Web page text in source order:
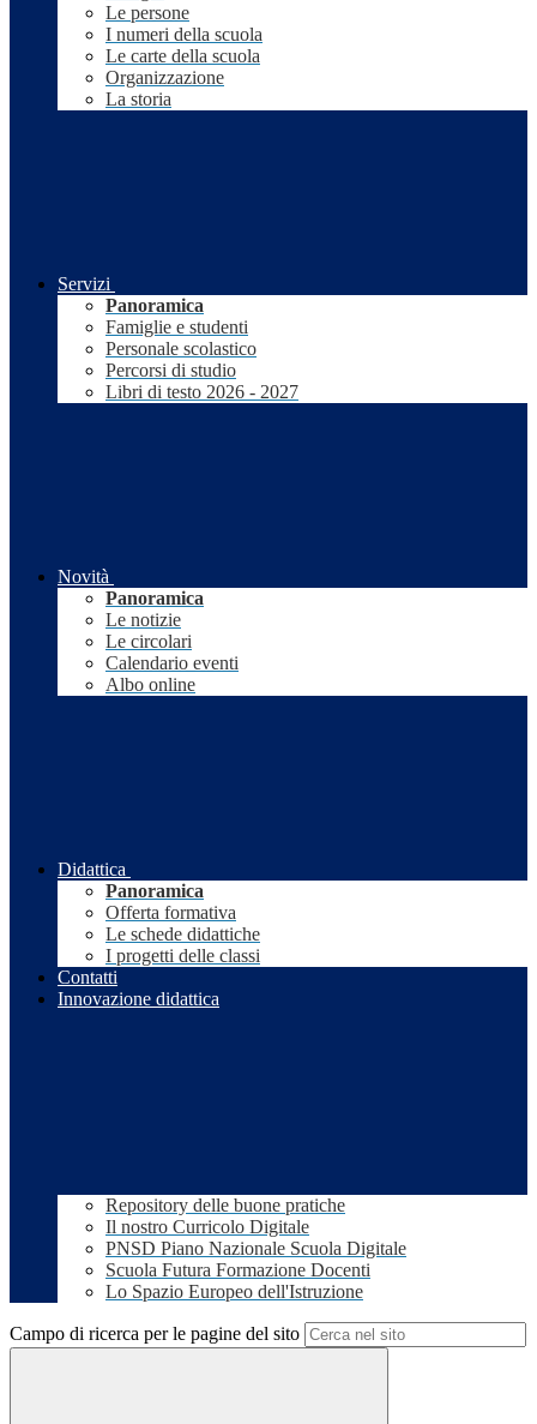
Le persone
I numeri della scuola
Le carte della scuola
Organizzazione
La storia
Servizi
Panoramica
Famiglie e studenti
Personale scolastico
Percorsi di studio
Libri di testo 2026 - 2027
Novità
Panoramica
Le notizie
Le circolari
Calendario eventi
Albo online
Didattica
Panoramica
Offerta formativa
Le schede didattiche
I progetti delle classi
Contatti
Innovazione didattica
Repository delle buone pratiche
Il nostro Curricolo Digitale
PNSD Piano Nazionale Scuola Digitale
Scuola Futura Formazione Docenti
Lo Spazio Europeo dell'Istruzione
Campo di ricerca per le pagine del sito